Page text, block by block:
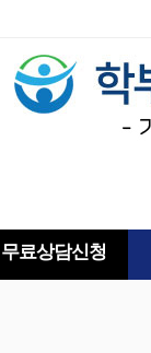
무료상담신청